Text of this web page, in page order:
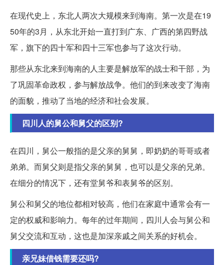
在现代史上，东北人两次大规模来到海南。第一次是在19
50年的3月，从东北开始一直打到广东、广西的第四野战
军，旗下的四十军和四十三军也参与了这次行动。
那些从东北来到海南的人主要是解放军的战士和干部，为
了巩固革命政权，参与解放战争。他们的到来改变了海南
的面貌，推动了当地的经济和社会发展。
四川人的舅公和舅父的区别?
在四川，舅公一般指的是父亲的舅舅，即奶奶的哥哥或者
弟弟。而舅父则是指父亲的舅舅，也可以是父亲的兄弟。
在细分的情况下，还有堂舅爷和表舅爷的区别。
舅公和舅父的地位都相对较高，他们在家庭中通常会有一
定的权威和影响力。每年的过年期间，四川人会与舅公和
舅父交流和互动，这也是加深亲戚之间关系的好机会。
亲兄妹借钱需要还吗?